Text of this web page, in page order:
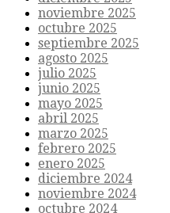
noviembre 2025
octubre 2025
septiembre 2025
agosto 2025
julio 2025
junio 2025
mayo 2025
abril 2025
marzo 2025
febrero 2025
enero 2025
diciembre 2024
noviembre 2024
octubre 2024